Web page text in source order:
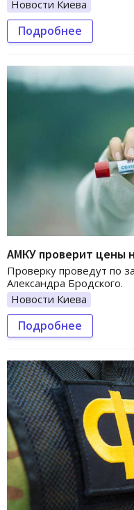
Новости Киева
Подробнее
АМКУ проверит цены
Проверку проведут по
Александра Бродского.
Новости Киева
Подробнее